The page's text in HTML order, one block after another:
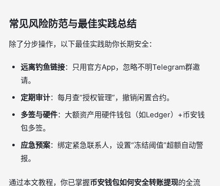
常见风险防范与最佳实践总结
除了分步操作，以下最佳实践助你长期安全：
远离钓鱼链接：只用官方App，忽略不明Telegram群邀
请。
定期审计：每月查“授权管理”，撤销闲置合约。
多签与硬件：大额资产用硬件钱包（如Ledger）+币安钱
包多签。
应急预案：绑定紧急联系人，设置“冻结阈值”超额自动警
报。
通过本文教程，你已掌握币安钱包如何安全转账提现的全流